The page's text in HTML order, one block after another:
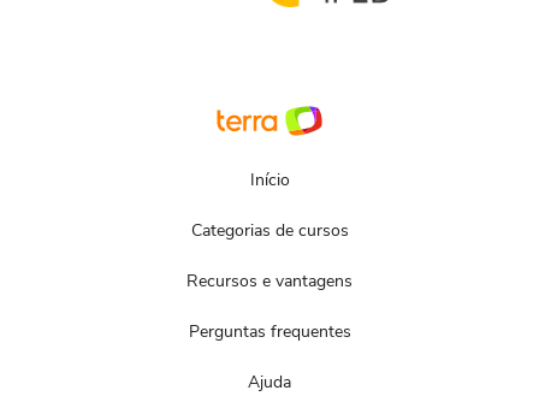
Início
Categorias de cursos
Recursos e vantagens
Perguntas frequentes
Ajuda